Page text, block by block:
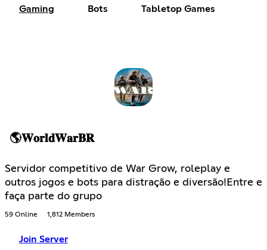
Gaming Bots Tabletop Games
🌎𝐖𝐨𝐫𝐥𝐝𝐖𝐚𝐫𝐁𝐑
Servidor competitivo de War Grow, roleplay e
outros jogos e bots para distração e diversão!Entre e
faça parte do grupo
59 Online 1,812 Members
Join Server